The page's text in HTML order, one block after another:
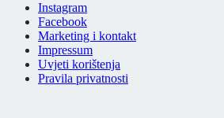
Instagram
Facebook
Marketing i kontakt
Impressum
Uvjeti korištenja
Pravila privatnosti